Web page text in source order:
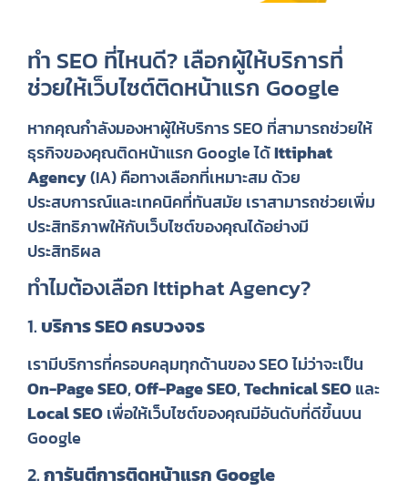
ทำ SEO ที่ไหนดี? เลือกผู้ให้บริการที่
ช่วยให้เว็บไซต์ติดหน้าแรก Google
หากคุณกำลังมองหาผู้ให้บริการ SEO ที่สามารถช่วยให้
ธุรกิจของคุณติดหน้าแรก Google ได้Ittiphat
Agency(IA) คือทางเลือกที่เหมาะสม ด้วย
ประสบการณ์และเทคนิคที่ทันสมัย เราสามารถช่วยเพิ่ม
ประสิทธิภาพให้กับเว็บไซต์ของคุณได้อย่างมี
ประสิทธิผล
ทำไมต้องเลือก Ittiphat Agency?
1. บริการ SEO ครบวงจร
เรามีบริการที่ครอบคลุมทุกด้านของ SEO ไม่ว่าจะเป็น
On-Page SEO,Off-Page SEO,Technical SEOและ
Local SEOเพื่อให้เว็บไซต์ของคุณมีอันดับที่ดีขึ้นบน
Google
2.การันตีการติดหน้าแรก Google